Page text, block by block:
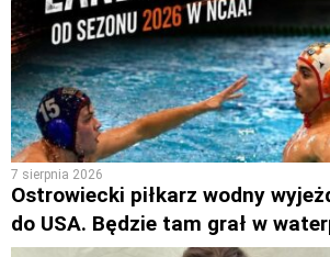
7 sierpnia 2026
Ostrowiecki piłkarz wodny
do USA. Będzie tam grał w